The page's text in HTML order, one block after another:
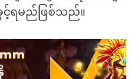
ရမည်ဖြစ်သည်။